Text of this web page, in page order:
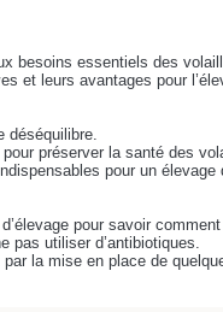
besoins essentiels des
et leurs avantages pour
déséquilibre.
préserver la santé des
pour un élevage
pour savoir
pas utiliser d’antibiotiques.
la mise en place de